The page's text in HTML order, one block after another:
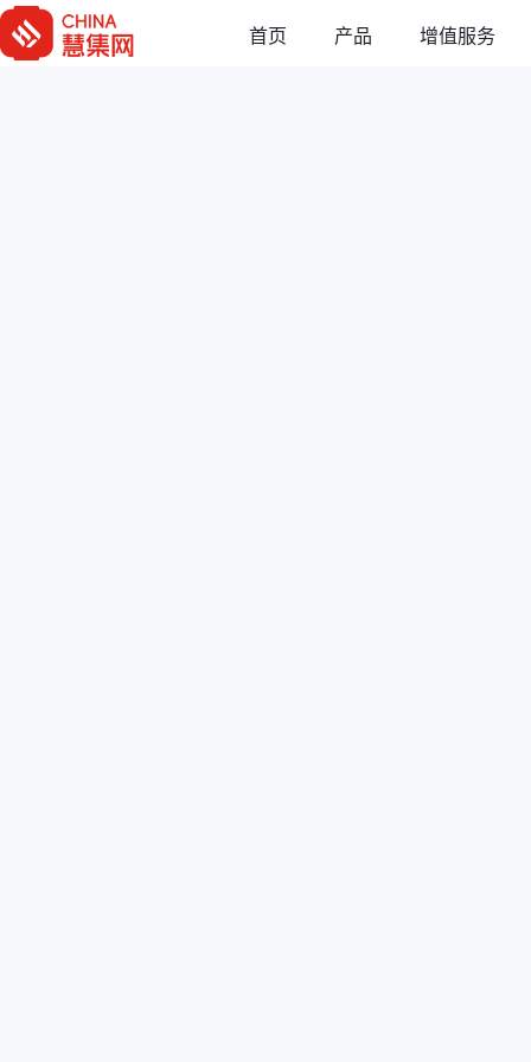
首页 产品 增值服务